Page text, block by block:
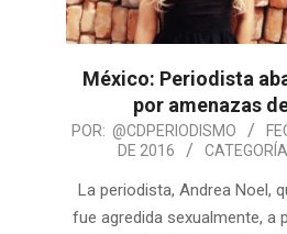
México: Periodista
por amenazas
POR: @CDPERIODISMO
DE 2016
La periodista, Andrea Noel,
fue agredida sexualmente, a